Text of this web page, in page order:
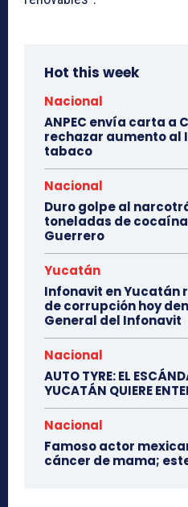
Hot this week
Nacional
ANPEC envía carta a
rechazar aumento al
tabaco
Nacional
Duro golpe al
toneladas de
Guerrero
Yucatán
Infonavit en Yucatán
de corrupción hoy
General del Infonavit
Nacional
AUTO TYRE: EL
YUCATÁN QUIERE
Nacional
Famoso actor
cáncer de mama;